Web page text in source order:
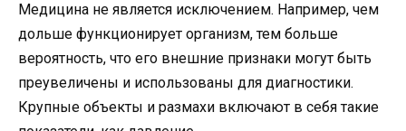
Медицина не является исключением. Например, чем
дольше функционирует организм, тем больше
вероятность, что его внешние признаки могут быть
преувеличены и использованы для диагностики.
Крупные объекты и размахи включают в себя такие